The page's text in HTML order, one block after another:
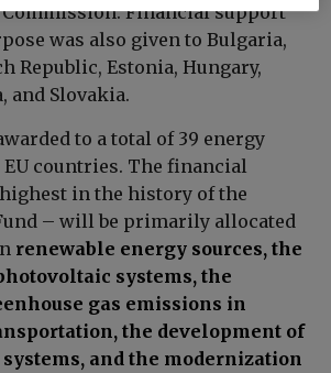
Commission. Financial support
was also given to Bulgaria,
Republic, Estonia, Hungary,
and Slovakia.
to a total of 39 energy
countries. The financial
in the history of the
– will be primarily allocated
renewable energy sources, the
systems, the
gas emissions in
the development of
and the modernization